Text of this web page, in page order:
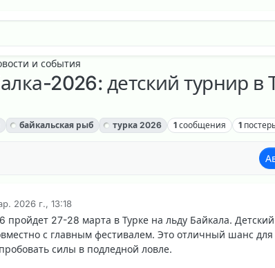
и события
2026: детский турнир в
байкальская рыб турка 2026 1 сообщения 1
2026 г., 13:18
пройдет 27-28 марта в Турке на льду Байкала. Детский
с главным фестивалем. Это отличный шанс для
силы в подледной ловле.